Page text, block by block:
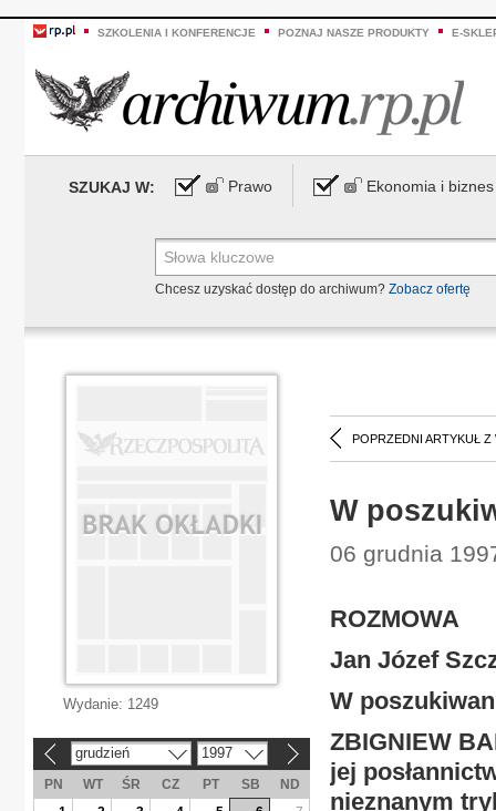
SZKOLENIA I KONFERENCJE POZNAJ NASZE PRODUKTY E-
SZUKAJ W: Prawo Ekonomia i biznes
Chcesz uzyskać dostęp do archiwum? Zobacz ofertę
POPRZEDNI ARTYKUŁ Z
W
06 grudnia
ROZMOWA
Jan Józef
W
ZBIGNIEW
jej
nieznanym
Wydanie: 1249
grudzień 1997
PN WT ŚR CZ PT SB
ND